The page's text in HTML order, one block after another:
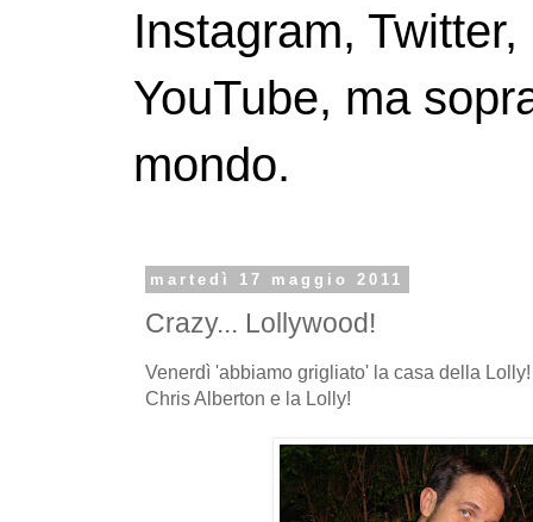
Instagram,
YouTube, ma
mondo.
martedì 17 maggio 2011
Crazy... Lollywood!
Venerdì 'abbiamo grigliato' la casa della Lolly!
Chris Alberton e la Lolly!